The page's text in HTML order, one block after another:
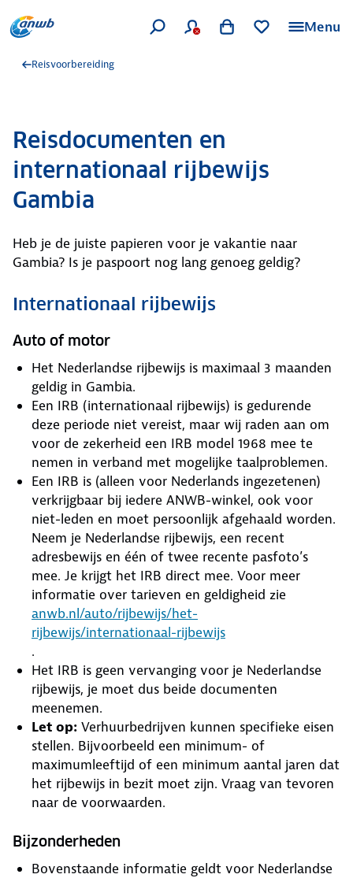
Menu
Reisvoorbereiding
Reisdocumenten en
internationaal rijbewijs
Gambia
Heb je de juiste papieren voor je vakantie naar
Gambia? Is je paspoort nog lang genoeg geldig?
Internationaal rijbewijs
Auto of motor
Het Nederlandse rijbewijs is maximaal 3 maanden
geldig in Gambia.
Een IRB (internationaal rijbewijs) is gedurende
deze periode niet vereist, maar wij raden aan om
voor de zekerheid een IRB model 1968 mee te
nemen in verband met mogelijke taalproblemen.
Een IRB is (alleen voor Nederlands ingezetenen)
verkrijgbaar bij iedere ANWB-winkel, ook voor
niet-leden en moet persoonlijk afgehaald worden.
Neem je Nederlandse rijbewijs, een recent
adresbewijs en één of twee recente pasfoto’s
mee. Je krijgt het IRB direct mee. Voor meer
informatie over tarieven en geldigheid zie
anwb.nl/auto/rijbewijs/het-
rijbewijs/internationaal-rijbewijs
.
Het IRB is geen vervanging voor je Nederlandse
rijbewijs, je moet dus beide documenten
meenemen.
Let op: Verhuurbedrijven kunnen specifieke eisen
stellen. Bijvoorbeeld een minimum- of
maximumleeftijd of een minimum aantal jaren dat
het rijbewijs in bezit moet zijn. Vraag van tevoren
naar de voorwaarden.
Bijzonderheden
Bovenstaande informatie geldt voor Nederlandse